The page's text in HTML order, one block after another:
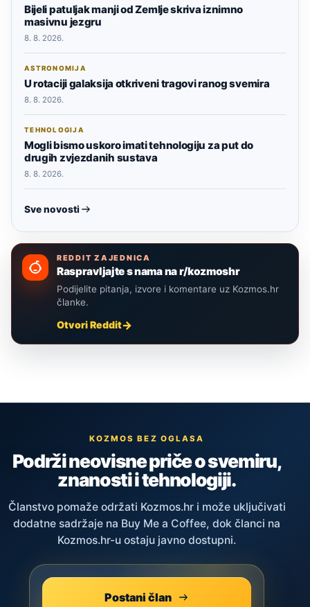
Bijeli patuljak manji od Zemlje skriva iznimno
masivnu jezgru
8. 8. 2026.
ASTRONOMIJA
U rotaciji galaksija otkriveni tragovi ranog svemira
8. 8. 2026.
TEHNOLOGIJA
Mogli bismo uskoro imati tehnologiju za put do
drugih zvjezdanih sustava
8. 8. 2026.
Sve novosti
REDDIT ZAJEDNICA
Raspravljajte s nama na r/kozmoshr
Podijelite pitanja, izvore i komentare uz Kozmos.hr
članke.
Otvori Reddit
KOZMOS BEZ OGLASA
Podrži neovisne priče o svemiru,
znanosti i tehnologiji.
Članstvo pomaže održati Kozmos.hr i može uključivati
dodatne sadržaje na Buy Me a Coffee, dok članci na
Kozmos.hr-u ostaju javno dostupni.
Postani član